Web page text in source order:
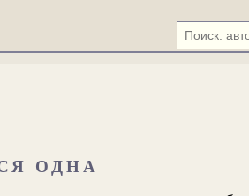
ОДНА